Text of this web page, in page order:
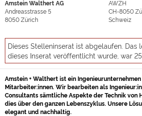
Amstein Walthert AG
Andreasstrasse 5
8050Zürich
AWZH
CH-8050
Schweiz
Dieses Stelleninserat ist abgelaufen. Das
dieses Inserat veröffentlicht wurde, war
Amstein + Walthert ist ein
Mitarbeiter:innen. Wir bearbeiten als
Consultants sämtliche Aspekte der Technik von
dies über den ganzen Lebenszyklus. Unsere
elegant und nachhaltig.